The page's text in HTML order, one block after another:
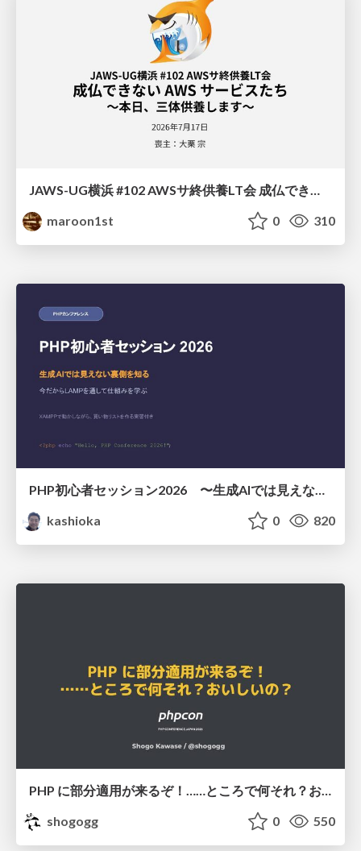
JAWS-UG横浜 #102 AWSサ終供養LT会 成仏できない AWS サービスたち 〜本日、三体供養します〜
maroon1st
0 310
PHP初心者セッション2026 〜生成AIでは見えない裏側を知る：今だからLAMPを通して仕組みを学ぶ〜
kashioka
0 820
shogogg
0 550